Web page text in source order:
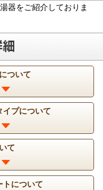
器をご紹介しておりま
ついて
イプについて
て
について